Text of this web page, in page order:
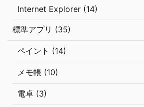
Internet Explorer (14)
標準アプリ (35)
ペイント (14)
メモ帳 (10)
電卓 (3)